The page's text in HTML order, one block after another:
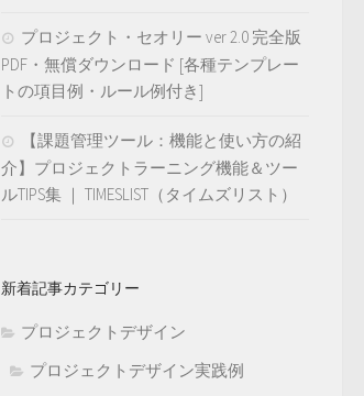
プロジェクト・セオリー ver 2.0 完全版
PDF・無償ダウンロード [各種テンプレー
トの項目例・ルール例付き]
【課題管理ツール：機能と使い方の紹
介】プロジェクトラーニング機能＆ツー
ルTIPS集 ｜ TIMESLIST（タイムズリスト）
新着記事カテゴリー
プロジェクトデザイン
プロジェクトデザイン実践例